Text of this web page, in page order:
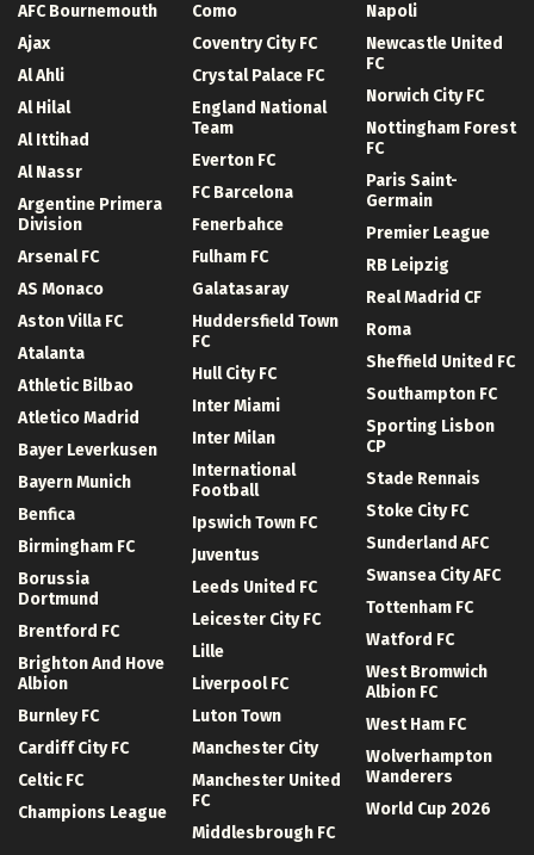
AFC Bournemouth
Ajax
Al Ahli
Al Hilal
Al Ittihad
Al Nassr
Argentine Primera
Division
Arsenal FC
AS Monaco
Aston Villa FC
Atalanta
Athletic Bilbao
Atletico Madrid
Bayer Leverkusen
Bayern Munich
Benfica
Birmingham FC
Borussia
Dortmund
Brentford FC
Brighton And Hove
Albion
Burnley FC
Cardiff City FC
Celtic FC
Champions League
Como
Coventry City FC
Crystal Palace FC
England National
Team
Everton FC
FC Barcelona
Fenerbahce
Fulham FC
Galatasaray
Huddersfield Town
FC
Hull City FC
Inter Miami
Inter Milan
International
Football
Ipswich Town FC
Juventus
Leeds United FC
Leicester City FC
Lille
Liverpool FC
Luton Town
Manchester City
Manchester United
FC
Middlesbrough FC
Napoli
Newcastle United
FC
Norwich City FC
Nottingham Forest
FC
Paris Saint-
Germain
Premier League
RB Leipzig
Real Madrid CF
Roma
Sheffield United FC
Southampton FC
Sporting Lisbon
CP
Stade Rennais
Stoke City FC
Sunderland AFC
Swansea City AFC
Tottenham FC
Watford FC
West Bromwich
Albion FC
West Ham FC
Wolverhampton
Wanderers
World Cup 2026